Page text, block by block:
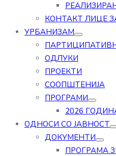
КОНТАКТ ЛИЦЕ
УРБАНИЗАМ
ОДЛУКИ
ПРОЕКТИ
СООПШТЕНИЈА
ПРОГРАМИ
2026
ОДНОСИ СО ЈАВНОСТ
ДОКУМЕНТИ
ПРОГРАМА